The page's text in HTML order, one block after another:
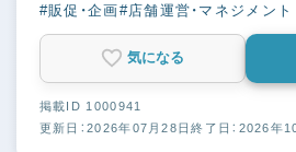
#販促・企画#店舗運営・マネジメント
気になる
掲載ID 1000941
更新日：2026年07月28日終了日：2026年